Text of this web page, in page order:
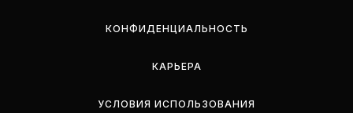
КОНФИДЕНЦИАЛЬНОСТЬ
КАРЬЕРА
УСЛОВИЯ ИСПОЛЬЗОВАНИЯ